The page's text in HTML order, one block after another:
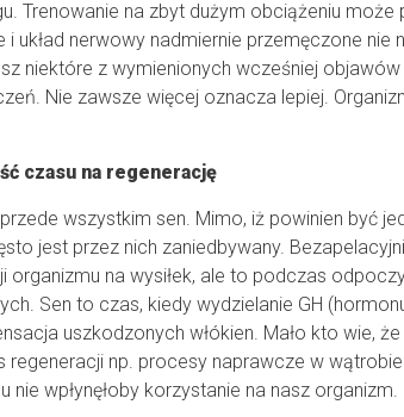
Trenowanie na zbyt dużym obciążeniu
i układ nerwowy nadmiernie przemęczone
niektóre z wymienionych wcześniej
Nie zawsze więcej oznacza lepiej.
czasu na regenerację
wszystkim sen. Mimo, iż powinien być
jest przez nich zaniedbywany.
organizmu na wysiłek, ale to podczas
Sen to czas, kiedy wydzielanie GH
uszkodzonych włókien. Mało kto wie,
np. procesy naprawcze w
nie wpłynęłoby korzystanie na nasz organizm.